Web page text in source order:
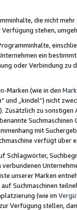
die nicht
stehen,
ein
oder Verbindung zu
Marken (wie in den
und „kindel“) nicht
Zusätzlich zu
mit
verfügt über
Schlagwörter,
verbundenen
unserer Marken
Suchmaschinen
(wie im
Verfügung stellen,